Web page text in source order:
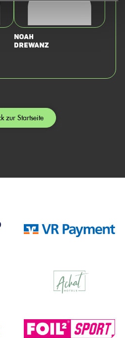
Noah
Drewanz
zur Startseite